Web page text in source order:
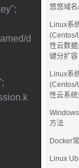
悠悠域
Linux系
(Centos/
性云数
键分扩容
Linux系
(Centos/
性云系
方法
Docker
Linux